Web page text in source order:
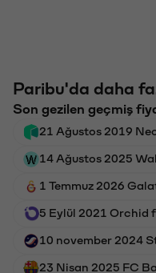
Paribu'da daha
Son gezilen geçmiş
21 Ağustos 2019
14 Ağustos 2025
1 Temmuz 2026
5 Eylül 2021 Orchid
10 november 2024
23 Nisan 2025 FC